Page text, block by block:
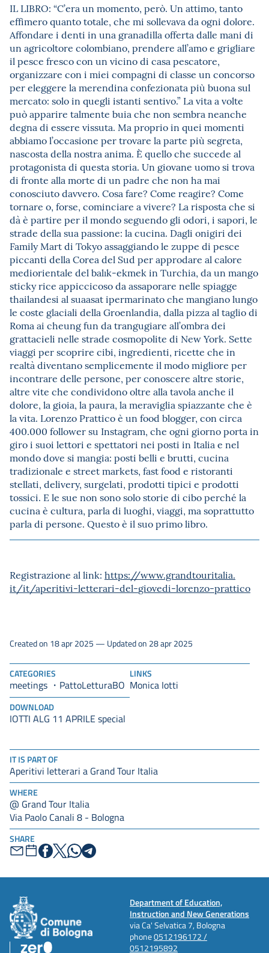
IT IS PART OF
Aperitivi letterari a Grand Tour Italia
WHERE
@ Grand Tour Italia
Via Paolo Canali 8 - Bologna
SHARE
IL LIBRO: “C’era un momento, però. Un attimo, tanto
effimero quanto totale, che mi sollevava da ogni dolore.
Affondare i denti in una granadilla offerta dalle mani di
un agricoltore colombiano, prendere all’amo e grigliare
il pesce fresco con un vicino di casa pescatore,
organizzare con i miei compagni di classe un concorso
per eleggere la merendina confezionata più buona sul
mercato: solo in quegli istanti sentivo.” La vita a volte
può apparire talmente buia che non sembra neanche
degna di essere vissuta. Ma proprio in quei momenti
abbiamo l’occasione per trovare la parte più segreta,
nascosta della nostra anima. È quello che succede al
protagonista di questa storia. Un giovane uomo si trova
di fronte alla morte di un padre che non ha mai
conosciuto davvero. Cosa fare? Come reagire? Come
tornare o, forse, cominciare a vivere? La risposta che si
dà è partire per il mondo seguendo gli odori, i sapori, le
strade della sua passione: la cucina. Dagli onigiri dei
Family Mart di Tokyo assaggiando le zuppe di pesce
piccanti della Corea del Sud per approdare al calore
mediorientale del balık-ekmek in Turchia, da un mango
sticky rice appiccicoso da assaporare nelle spiagge
thailandesi al suaasat ipermarinato che mangiano lungo
le coste glaciali della Groenlandia, dalla pizza al taglio di
Roma ai cheung fun da trangugiare all’ombra dei
grattacieli nelle strade cosmopolite di New York. Sette
viaggi per scoprire cibi, ingredienti, ricette che in
realtà diventano semplicemente il modo migliore per
incontrare delle persone, per conoscere altre storie,
altre vite che condividono oltre alla tavola anche il
dolore, la gioia, la paura, la meraviglia spiazzante che è
la vita. Lorenzo Prattico è un food blogger, con circa
400.000 follower su Instagram, che ogni giorno porta in
giro i suoi lettori e spettatori nei posti in Italia e nel
mondo dove si mangia: posti belli e brutti, cucina
tradizionale e street markets, fast food e ristoranti
stellati, delivery, surgelati, prodotti tipici e prodotti
tossici. E le sue non sono solo storie di cibo perché la
cucina è cultura, parla di luoghi, viaggi, ma soprattutto
parla di persone. Questo è il suo primo libro.
Registrazione al link: https://www.grandtouritalia.
it/it/aperitivi-letterari-del-giovedi-lorenzo-prattico
CATEGORIES
meetings PattoLetturaBO
LINKS
Monica Iotti
DOWNLOAD
IOTTI ALG 11 APRILE special
Created on 18 apr 2025 — Updated on 28 apr 2025
Department of Education,
Instruction and New Generations
via Ca' Selvatica 7, Bologna
phone0512196172 /
0512195892